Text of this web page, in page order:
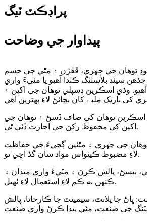
پراڊڪٽ ٽيگ
پيداوار جي وضاحت
هوڊ توهان جي چهري، ڦڦڙن ۽ مٿي جي جسم
سينڊ بلاسٽنگ ڪندا آهيو يا مٽيءَ واري
وڏي اسڪرين ڊسپلي توهان جي اکين ۽
اسڪرين توهان کي صاف ڏسڻ ۽ توهان جي
اکين کي محفوظ رکڻ جي اجازت ڏئي ٿي.
جي چهري ۽ مٿئين ڳچيءَ جي حفاظت
لاءِ مضبوط ڪينواس مواد سان گڏ اچي ٿو.
پيسڻ، پالش ڪرڻ ۽ مٽيءَ واري ميدان ۾
ڪنهن به ڪم لاءِ استعمال لاءِ ٺهيل.
ڀاڻ جا پلانٽ، سيمينٽ جا ڪارخانا، پالش